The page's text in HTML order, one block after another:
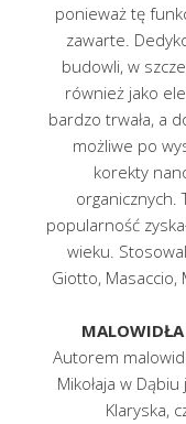
ponieważ tę
zawarte.
budowli, w
również jako
bardzo trwała, a
możliwe po
korekty
organicznych.
popularność
wieku.
Giotto, Masaccio,
Autorem
Mikołaja w
Klaryska,